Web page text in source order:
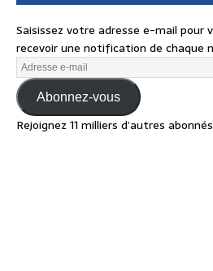
Saisissez votre adresse e-mail pour
recevoir une notification de chaque
Abonnez-vous
Rejoignez 11 milliers d’autres abonnés